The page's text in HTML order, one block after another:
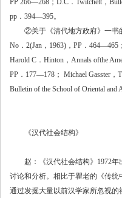
PP 266—268；D.C．Twitchett，
pp．394—395。
②关于《清代地方政府》一书的
No．2(Jan，1963)，PP．464—465
Harold C．Hinton，Annals ofthe
PP．177—178； Michael Gasster，
Bulletin of the School of Oriental
《汉代社会结构》
赵：《汉代社会结构》1972年
讨论和分析。相比于瞿老的《传
通过发掘大量以前汉学家所忽视